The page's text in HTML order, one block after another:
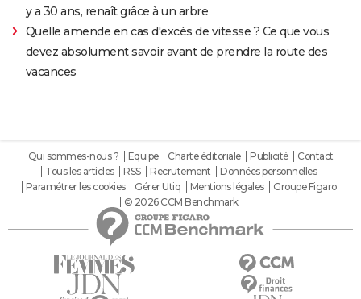
y a 30 ans, renaît grâce à un arbre
Quelle amende en cas d'excès de vitesse ? Ce que vous
devez absolument savoir avant de prendre la route des
vacances
Qui sommes-nous ? Equipe Charte éditoriale Publicité
Contact
Tous les articles
RSS Recrutement
Données personnelles
Paramétrer les cookies
Gérer Utiq Mentions légales
Groupe Figaro
© 2026 CCM Benchmark